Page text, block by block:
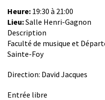
Heure: 19:30 à 21:00
Lieu:Salle Henri-Gagnon
Description
Faculté de musique et
Sainte-Foy
Direction: David Jacques
Entrée libre